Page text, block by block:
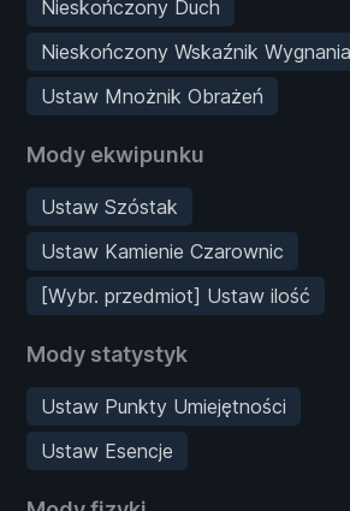
Nieskończony Duch
Nieskończony Wskaźnik Wygnania
Ustaw Mnożnik Obrażeń
Mody ekwipunku
Ustaw Szóstak
Ustaw Kamienie Czarownic
[Wybr. przedmiot] Ustaw ilość
Mody statystyk
Ustaw Punkty Umiejętności
Ustaw Esencje